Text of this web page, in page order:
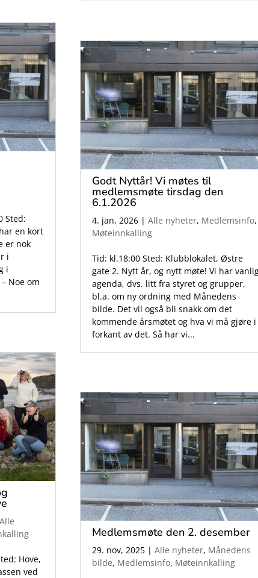
Sted:
en kort
er nok
i
i
Noe om
Alle
Hove,
ved
Godt Nyttår! Vi møtes til
medlemsmøte tirsdag den
6.1.2026
4. jan, 2026 |Alle nyheter, Medlemsinfo,
Møteinnkalling
Tid: kl.18:00 Sted: Klubblokalet, Østre
gate 2. Nytt år, og nytt møte! Vi har
agenda, dvs. litt fra styret og grupper,
bl.a. om ny ordning med Månedens
bilde. Det vil også bli snakk om det
kommende årsmøtet og hva vi må gjøre i
forkant av det. Så har vi...
Medlemsmøte den 2. desember
29. nov, 2025 |Alle nyheter, Månedens
bilde, Medlemsinfo, Møteinnkalling